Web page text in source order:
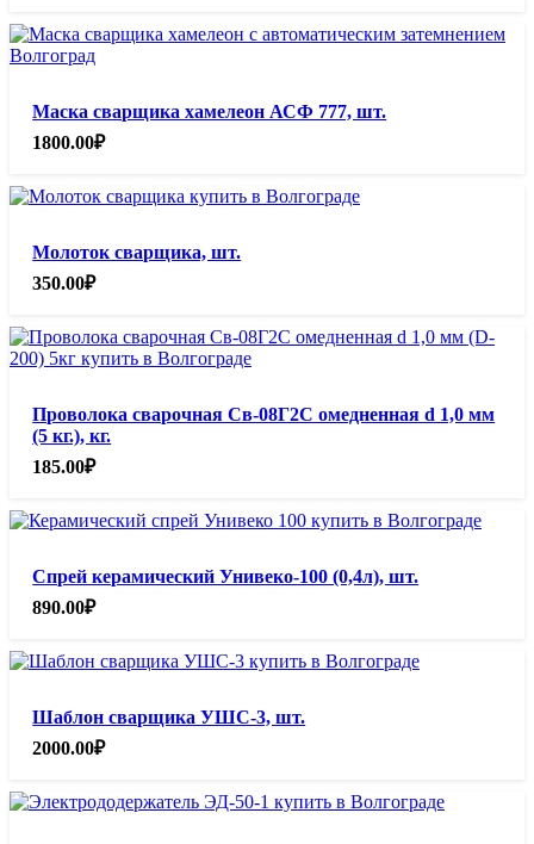
Маска сварщика хамелеон АСФ 777, шт.
1800.00₽
Молоток сварщика, шт.
350.00₽
Проволока сварочная Св-08Г2С омедненная d 1,0 мм
(5 кг.), кг.
185.00₽
Спрей керамический Унивеко-100 (0,4л), шт.
890.00₽
Шаблон сварщика УШС-3, шт.
2000.00₽